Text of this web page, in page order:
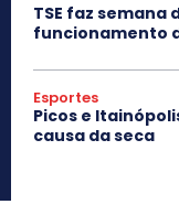
TSE faz
funcionamento
Esportes
Picos e
causa da seca